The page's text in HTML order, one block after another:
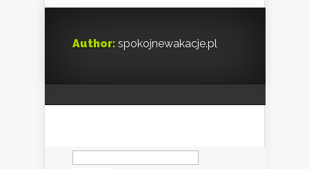
Author: spokojnewakacje.pl
Szukaj: